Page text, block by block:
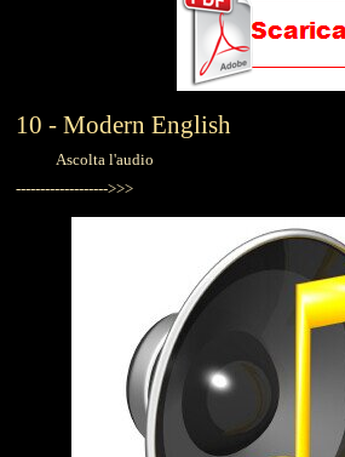
10 - Modern English
Ascolta l'audio
------------------->>>